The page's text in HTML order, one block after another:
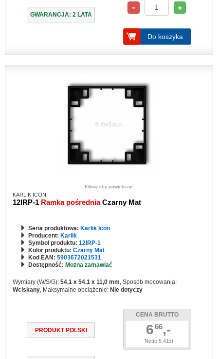
GWARANCJA: 2 LATA
Do koszyka
Kliknij aby powiększyć
KARLIK ICON
12IRP-1 Ramka pośredniaCzarny Mat
Seria produktowa: Karlik Icon
Producent: Karlik
Symbol produktu: 12IRP-1
Kolor produktu: Czarny Mat
Kod EAN: 5903672021531
Dostępność: Można zamawiać
Wymiary (W/S/G): 54,1 x 54,1 x 11,0 mm, Sposób mocowania:
Wciskany, Maksymalne obciążenie: Nie dotyczy
PRODUKT POLSKI
CENA BRUTTO
666,-
Netto 5.41zł